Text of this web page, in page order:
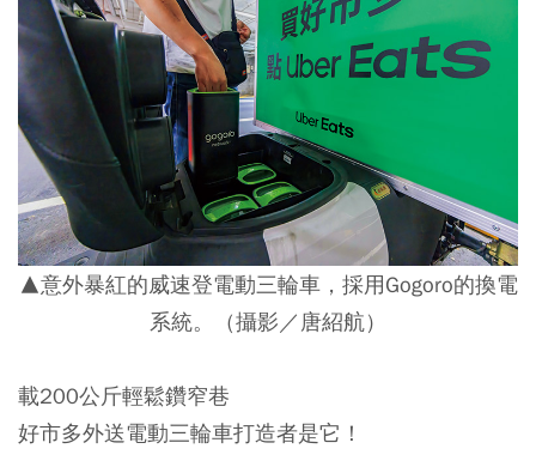
▲意外暴紅的威速登電動三輪車，採用Gogoro的換電
系統。（攝影／唐紹航）
載200公斤輕鬆鑽窄巷
好市多外送電動三輪車打造者是它！